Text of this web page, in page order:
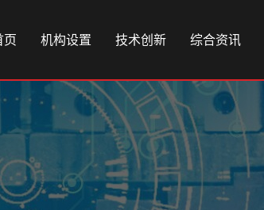
页 机构设置 技术创新 综合资讯